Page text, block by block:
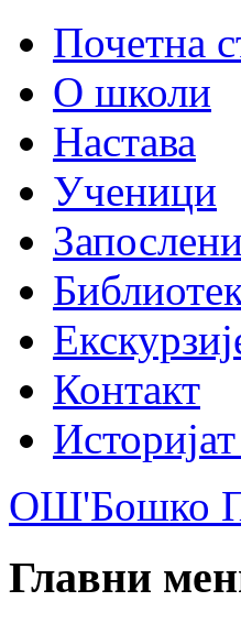
Почетна
О школи
Настава
Ученици
Запослени
Контакт
ОШ'Бошко
Главни